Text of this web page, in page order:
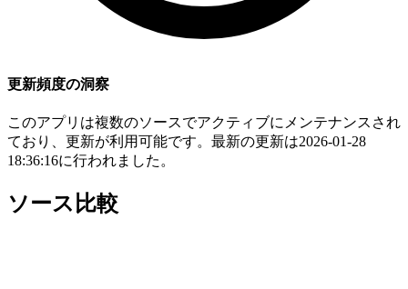
更新頻度の洞察
このアプリは複数のソースでアクティブにメンテナンスされ
ており、更新が利用可能です。最新の更新は2026-01-28
18:36:16に行われました。
ソース比較